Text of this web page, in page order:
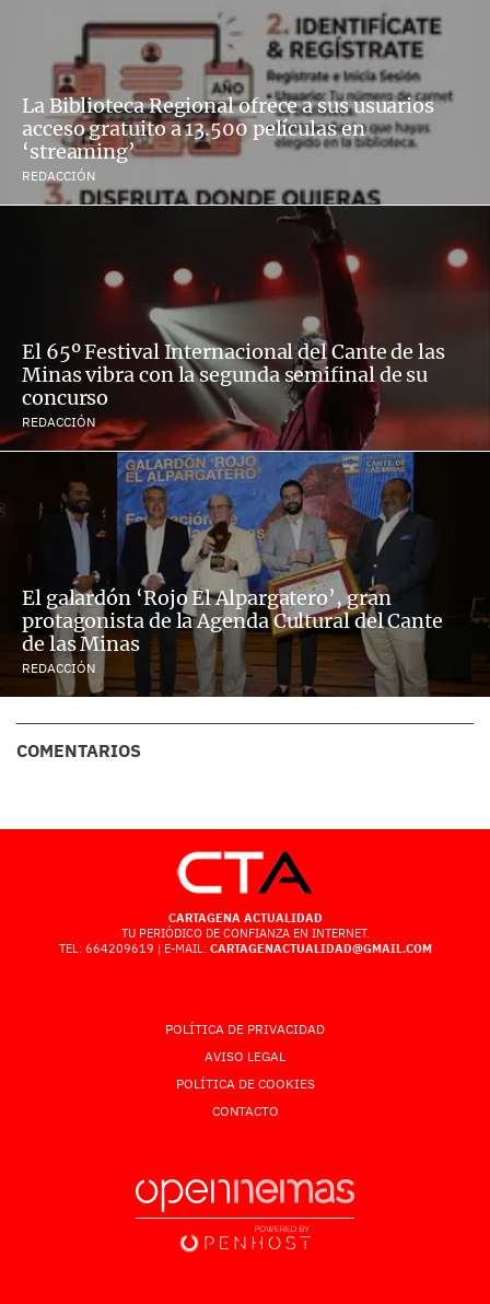
La Biblioteca Regional ofrece a sus usuarios
acceso gratuito a 13.500 películas en
‘streaming’
REDACCIÓN
El 65º Festival Internacional del Cante de las
Minas vibra con la segunda semifinal de su
concurso
REDACCIÓN
El galardón ‘Rojo El Alpargatero’, gran
protagonista de la Agenda Cultural del Cante
de las Minas
REDACCIÓN
COMENTARIOS
CARTAGENA ACTUALIDAD
TU PERIÓDICO DE CONFIANZA EN INTERNET.
TEL: 664209619 | E-MAIL: CARTAGENACTUALIDAD@GMAIL.COM
POLÍTICA DE PRIVACIDAD
AVISO LEGAL
POLÍTICA DE COOKIES
CONTACTO